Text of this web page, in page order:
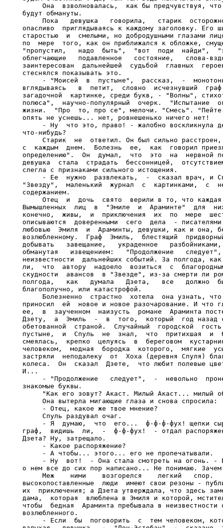
Она  взволновалась,  как бы предчувствуя,
будут обмануты.
Пока   девушка   говорила,   старик
опасливо  приглядываясь к каждому заголовку. Его
старостью  и  смелыми, но добродушными глазами
по  мере  того, как он приближался к обложке,
"пропустил,   надо  быть",  "вот  поди  найди",
облегчающие   подавленное   состояние,   слова-
заинтересован  дальнейшей  судьбой  главных
стеснялся показывать это.
- "Моисей  в  пустыне",  рассказ,  -
вглядываясь   в  петит,  словно  исчезнувший
загадочной  картинке, среди букв, - "Волны",
полюса",  научно-популярный  очерк.  "Испытание
жизни.  "Про  то, про се", мелочи. "Смесь".
опять не уснешь... нет, ровнешенько ничего нет!
- Ну  что это, право! - жалобно воскликнула
что-нибудь?
Старик  не  ответил. Он был сильно
с  каждым  днем.  Болезнь  ее,  как  говорил
определению".  Он  думал,  что  это  на  нервной
девушка  стала  страдать  бессонницей,
слегла с признаками сильного истощения.
- Ее  нужно  развлекать,  -  сказал врач, и
"Звезду",  маленький  журнал  с  картинками,  с
содержанием.
Отец  и  дочь  свято  верили в то, что
Вымышленных  лиц  в  "Эмиле  и  Араминте"  для
конечно,  живы,  и  приключения  их  по  мере
описываются  доверенными  сего  дела  -
любовью  Эмиля  и  Араминты, девушки, как и она,
возлюбленному.  Граф  Эмиль,  блестящий
добывать   завещание,   украденное
обманутая   извещением:   "Продолжение
неизвестности  дальнейших событий. За полгода,
ли,  что  автору  надоело  возиться  с
скудности  авансов  в "Звезде", из-за смерти ли
полгода,   как   думала   Дзета,   все   должно
благополучно, или катастрофой.
Болезненно  страстно  хотела  она узнать,
приносил  ей  новое и новое разочарование. И что
ее,  в  заученном  наизусть  романе  Араминта
Дзету,  а  Эмиль  -  в  того,  который  год назад
обетованной  страной.  Случайный  городской
пустыне,  и  Спуль  не  знал,  что  притихшая  и
смеялась,  крепко  целуясь  в  береговом
человеком,  модная  бородка  которого,  мягкие
застряли  неподалеку  от  Хоха (деревня Спуля)
колеса.  Он  сказал  Дзете,  что любит полевые
И...
- "Продолжение   следует",  -  невольно
знакомые буквы.
"Как его зовут? Акаст. Милый Акаст... милый
     Она вытерла мигающие глаза и снова спросила:
     - Отец, какое же твое мнение?
     Спуль раздувал очаг.
- Я  думаю,  что  его...  ф-ф-ф-фух! щепки
граф,  видишь  ли,  -  ф-ф-фух!  - отдал
Дзета? Ну, затрещало.
     - Какое распоряжение?
     - А чтобы... этого... его не пропечатывали.
- Ну  вот!  - Она стала смотреть на огонь. -
о нем все до сих пор написано... Не понимаю. Зачем
Меж    ними    возгорелся    легкий   спор.
высокопоставленные  люди  имеют свои резоны -
их  приключения; а Дзета утверждала, что здесь
дама,  которая  влюблена в Эмиля и которой,
чтобы  бедная  Араминта пребывала в неизвестности
возлюбленного.
- Если  бы  поговорить  с  тем человеком,